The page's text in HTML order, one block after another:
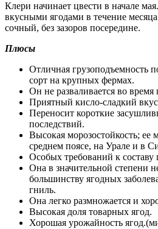
Клери начинает цвести в начале
вкусными ягодами в течение
сочный, без зазоров посередине.
Плюсы
Отличная грузоподъемность
сорт на крупных фермах.
Он не разваливается во
Приятный кисло-сладкий
Переносит короткие
последствий.
Высокая морозостойкость;
среднем поясе, на Урале и в
Особых требований к составу
Она в значительной степени
большинству ягодных
гниль.
Она легко размножается и
Высокая доля товарных ягод.
Хорошая урожайность